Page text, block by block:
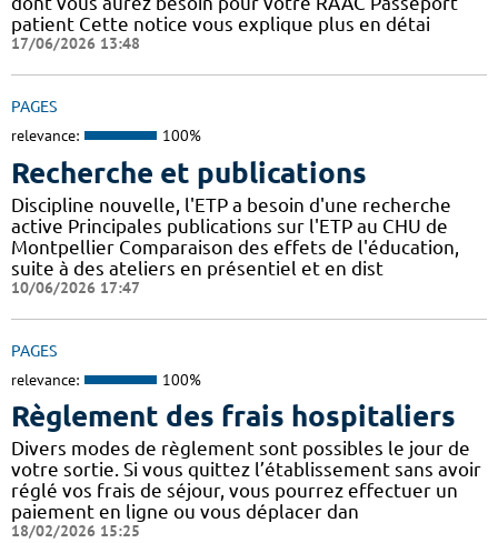
patient Cette notice vous explique plus en détai
17/06/2026 13:48
PAGES
relevance: 100%
Recherche et publications
Discipline nouvelle, l'ETP a besoin d'une recherche
active Principales publications sur l'ETP au CHU de
Montpellier Comparaison des effets de l'éducation,
suite à des ateliers en présentiel et en dist
10/06/2026 17:47
PAGES
relevance: 100%
Règlement des frais hospitaliers
Divers modes de règlement sont possibles le jour de
votre sortie. Si vous quittez l’établissement sans avoir
réglé vos frais de séjour, vous pourrez effectuer un
paiement en ligne ou vous déplacer dan
18/02/2026 15:25